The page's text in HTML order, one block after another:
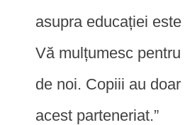
asupra educației
Vă mulțumesc
de noi. Copiii au
acest parteneriat.”